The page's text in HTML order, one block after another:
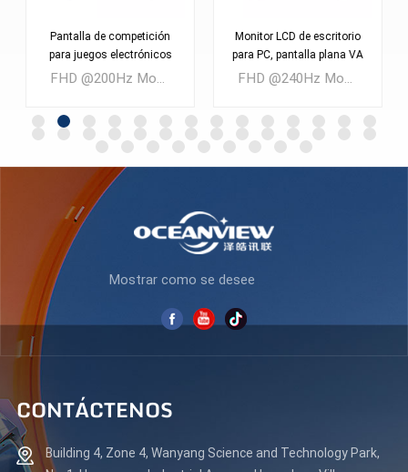
Monitor LCD de escritorio
para PC, pantalla plana VA
de 27 pulgadas y 240 Hz,
venta al por mayor y a
buen precio.
APRENDE MÁS
Monitor LCD de 27
pulgadas, curvo, sin
bordes, profesional, para
Mostrar como se desee
CONTÁCTENOS
Building 4, Zone 4, Wanyang Science and Technology Park,